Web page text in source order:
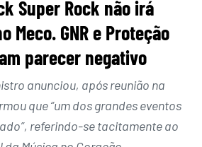
Super Rock não irá
Meco. GNR e Proteção
parecer negativo
anunciou, após reunião na
que “um dos grandes eventos
referindo-se tacitamente ao